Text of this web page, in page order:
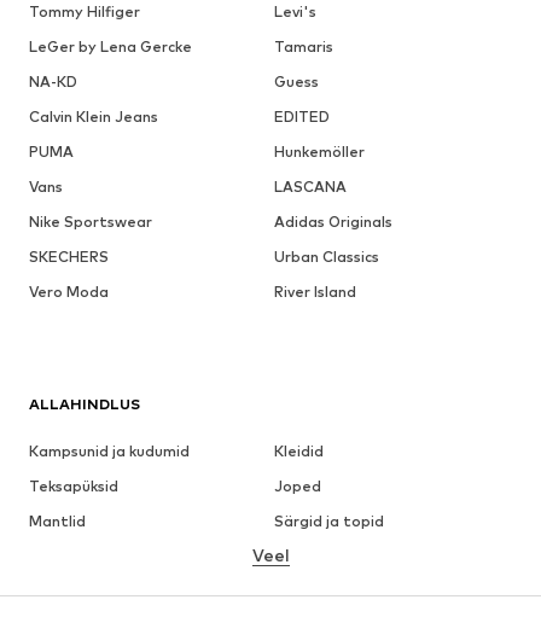
Tommy Hilfiger
Levi's
LeGer by Lena Gercke
Tamaris
NA-KD
Guess
Calvin Klein Jeans
EDITED
PUMA
Hunkemöller
Vans
LASCANA
Nike Sportswear
Adidas Originals
SKECHERS
Urban Classics
Vero Moda
River Island
ALLAHINDLUS
Kampsunid ja kudumid
Kleidid
Teksapüksid
Joped
Mantlid
Särgid ja topid
Pesu
Veel